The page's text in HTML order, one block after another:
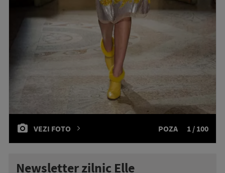
VEZI FOTO POZA 1 / 100
Newsletter zilnic Elle